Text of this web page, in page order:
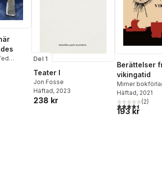
Totalt antal röster:
Del 1
Teater I
Jon Fosse
Häftad, 2023
238 kr
Berättelser
vikingatid
Mimer
Häftad, 2021
4,5utav 5(2)
193 kr